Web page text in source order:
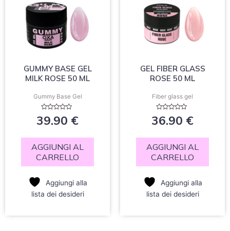
GUMMY BASE GEL
MILK ROSE 50 ML
Gummy Base Gel
Valutato
0
su
39.90 €
AGGIUNGI AL
CARRELLO
Aggiungi alla
lista dei desideri
GEL FIBER GLASS
ROSE 50 ML
Fiber glass gel
Valutato
0
su
36.90 €
AGGIUNGI AL
CARRELLO
Aggiungi alla
lista dei desideri